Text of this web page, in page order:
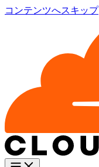
コンテンツへスキップ